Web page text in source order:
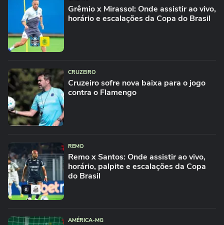
Grêmio x Mirassol: Onde assistir ao vivo,
horário e escalações da Copa do Brasil
CRUZEIRO
Cruzeiro sofre nova baixa para o jogo
contra o Flamengo
REMO
Remo x Santos: Onde assistir ao vivo,
horário, palpite e escalações da Copa
do Brasil
AMÉRICA-MG